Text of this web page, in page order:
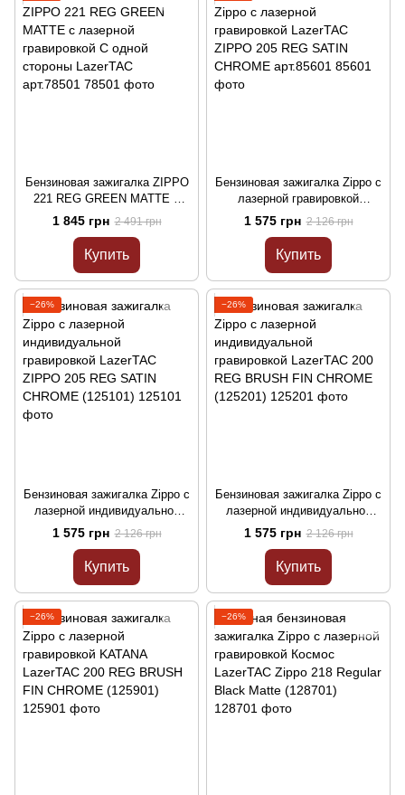
Бензиновая зажигалка ZIPPO
221 REG GREEN MATTE с
лазерной гравировкой С
одной стороны LazerTAC
арт.78501
1 845 грн 2 491 грн
Купить
Бензиновая зажигалка Zippo с
лазерной гравировкой
LazerTAC ZIPPO 205 REG
SATIN CHROME арт.85601
1 575 грн 2 126 грн
Купить
−26%
Бензиновая зажигалка Zippo с
лазерной индивидуальной
гравировкой LazerTAC ZIPPO
205 REG SATIN CHROME
(125101)
1 575 грн 2 126 грн
Купить
−26%
Бензиновая зажигалка Zippo с
лазерной индивидуальной
гравировкой LazerTAC 200
REG BRUSH FIN CHROME
(125201)
1 575 грн 2 126 грн
Купить
−26% −26%